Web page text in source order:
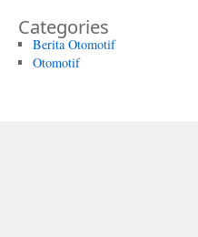
Categories
Berita Otomotif
Otomotif